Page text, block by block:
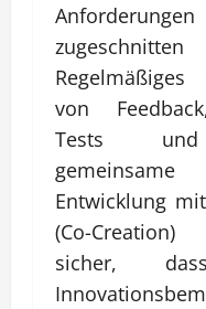
Anforderungen
Regelmäßiges
von
Tests
gemeinsame
Entwicklung
(Co-
sicher,